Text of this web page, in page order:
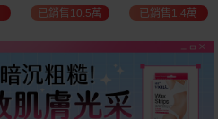
已銷售10.5萬 已銷售1.4萬